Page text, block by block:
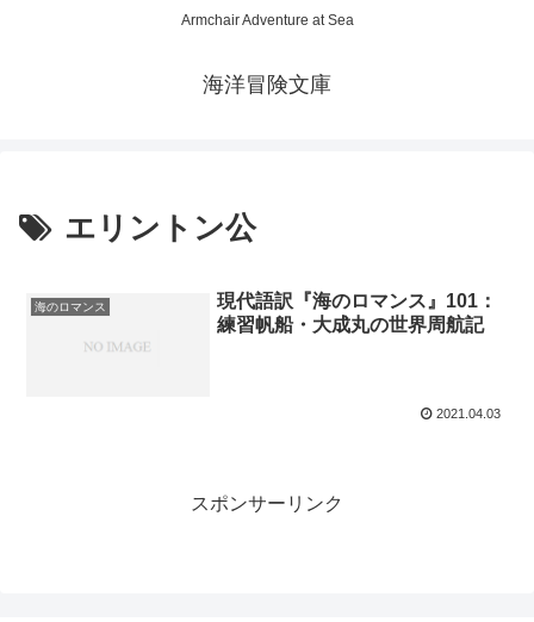
Armchair Adventure at Sea
海洋冒険文庫
エリントン公
海のロマンス
現代語訳『海のロマンス』101：
練習帆船・大成丸の世界周航記
2021.04.03
スポンサーリンク